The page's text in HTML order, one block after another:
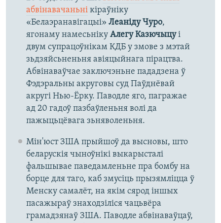
абвінавачаньнікіраўніку
«Белаэранавігацыі» Леаніду Чуро,
ягонаму намесьніку Алегу Казючыцуі
двум супрацоўнікам КДБ у змове з мэтай
зьдзяйсьненьня авіяцыйнага пірацтва.
Абвінаваўчае заключэньне пададзена ў
Фэдэральны акруговы суд Паўднёвай
акругі Нью-Ёрку. Паводле яго, пагражае
ад 20 гадоў пазбаўленьня волі да
пажыцьцёвага зьняволеньня.
Мін'юст ЗША прыйшоў да высновы, што
беларускія чыноўнікі выкарысталі
фальшывае паведамленьне пра бомбу на
борце для таго, каб змусіць прызямліцца ў
Менску самалёт, на якім сярод іншых
пасажыраў знаходзіліся чацьвёра
грамадзянаў ЗША. Паводле абвінаваўцаў,